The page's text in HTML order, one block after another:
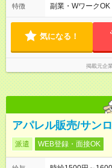
休2日制、月9日休み、残
ができます。
特徴 副業・WワークOK
気になる！
掲載元企
アパレル販売/サン
派遣 WEB登録・面接OK